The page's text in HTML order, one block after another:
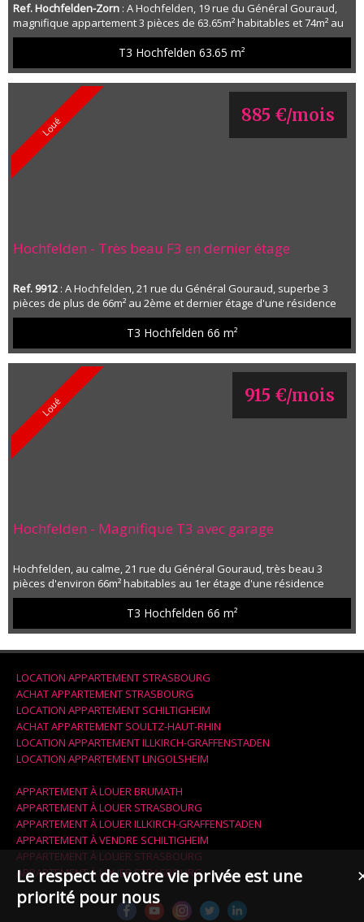
Ref. Hochfelden-Zorn : A Hochfelden, 19 rue du Général Gouraud,
magnifique appartement 3 pièces de 63.65m² habitables et 74m² au
sol au 2ème et dernier étage d'une résidence de 2022. Cet
appartement, encore en première occupation depuis sa livraison,
est composé d'une entrée avec placard/penderie, d'un vaste
salon/séjour de plus de 28m² avec rangements, d'une cuisine
ouverte meublée et équipée avec accès à un...
T3 Hochfelden 63.65 m²
Loué
Hochfelden - Très beau F3 en dernier étage
Ref. 9912 : A Hochfelden, 21 rue du Général Gouraud, superbe 3
pièces de plus de 66m² au 2ème et dernier étage d'une résidence
livrée en 2021. Salon/séjour avec cuisine meublée et équipée
ouverte, une terrasse de plus de 15m², deux belles chambres dont
une avec balcon, une salle de bains avec douche, un WC séparé.
Une cave, une place de parking, un garage complètent ce bien.
Chauffage individuel ...
T3 Hochfelden 66 m²
885 €/mois
Loué
Hochfelden - Magnifique T3 avec garage
Hochfelden, au calme, 21 rue du Général Gouraud, très beau 3
pièces d'environ 66m² habitables au 1er étage d'une résidence
neuve de 2022. Cet appartement dispose d'une entrée avec
rangements, une cuisine ouverte entièrement meublée et équipée,
un séjour de plus de 28m² donnant sur une superbe terrasse de
l'italienne, meub...
T3 Hochfelden 66 m²
915 €/mois
LOCATION APPARTEMENT STRASBOURG
ACHAT APPARTEMENT STRASBOURG
LOCATION APPARTEMENT SCHILTIGHEIM
ACHAT APPARTEMENT SOULTZ-HAUT-RHIN
LOCATION APPARTEMENT ILLKIRCH-GRAFFENSTADEN
LOCATION APPARTEMENT LINGOLSHEIM
APPARTEMENT À LOUER BRUMATH
APPARTEMENT À LOUER STRASBOURG
APPARTEMENT À LOUER ILLKIRCH-GRAFFENSTADEN
APPARTEMENT À VENDRE SCHILTIGHEIM
APPARTEMENT À LOUER STRASBOURG
APPARTEMENT À LOUER STRASBOURG
Le respect de votre vie privée est une
priorité pour nous